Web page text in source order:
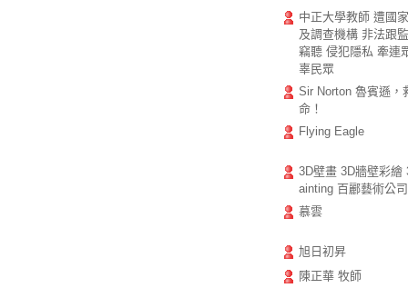
中正大學教師 遭國
及調查機構 非法跟
竊聽 侵犯隱私 牽連
辜民眾
Sir Norton 魯賓遜，
命！
Flying Eagle
3D壁畫 3D牆壁彩繪
ainting 百酈藝術公司
慕雲
旭日初昇
陳正華 牧師